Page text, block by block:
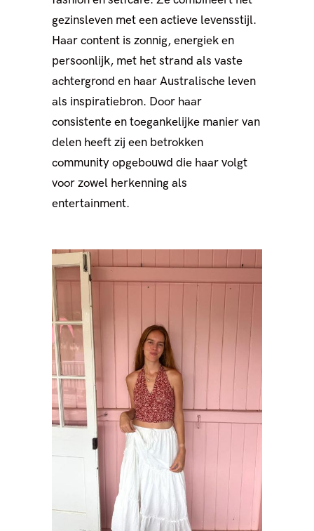
gezinsleven met een actieve levensstijl.
Haar content is zonnig, energiek en
persoonlijk, met het strand als vaste
achtergrond en haar Australische leven
als inspiratiebron. Door haar
consistente en toegankelijke manier van
delen heeft zij een betrokken
community opgebouwd die haar volgt
voor zowel herkenning als
entertainment.